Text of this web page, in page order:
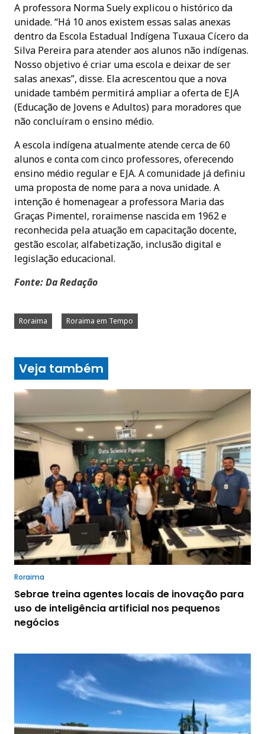
A professora Norma Suely explicou o histórico da
unidade. “Há 10 anos existem essas salas anexas
dentro da Escola Estadual Indígena Tuxaua Cícero da
Silva Pereira para atender aos alunos não indígenas.
Nosso objetivo é criar uma escola e deixar de ser
salas anexas”, disse. Ela acrescentou que a nova
unidade também permitirá ampliar a oferta de EJA
(Educação de Jovens e Adultos) para moradores que
não concluíram o ensino médio.
A escola indígena atualmente atende cerca de 60
alunos e conta com cinco professores, oferecendo
ensino médio regular e EJA. A comunidade já definiu
uma proposta de nome para a nova unidade. A
intenção é homenagear a professora Maria das
Graças Pimentel, roraimense nascida em 1962 e
reconhecida pela atuação em capacitação docente,
gestão escolar, alfabetização, inclusão digital e
legislação educacional.
Fonte: Da Redação
Roraima Roraima em Tempo
Veja também
Roraima
Sebrae treina agentes locais de inovação para
uso de inteligência artificial nos pequenos
negócios